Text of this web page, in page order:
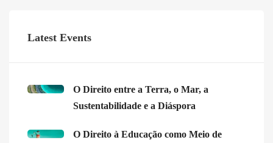
Latest Events
O Direito entre a Terra, o Mar, a
Sustentabilidade e a Diáspora
O Direito à Educação como Meio de